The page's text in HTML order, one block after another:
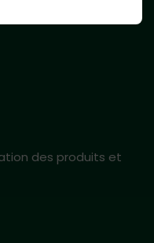
des produits et